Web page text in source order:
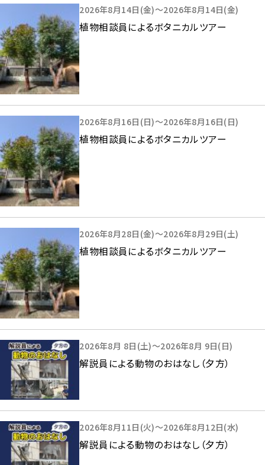
2026年8月14日(金)～2026年8月14日(金)
植物相談員によるボタニカルツアー
2026年8月16日(日)～2026年8月16日(日)
植物相談員によるボタニカルツアー
2026年8月28日(金)～2026年8月29日(土)
植物相談員によるボタニカルツアー
2026年8月 8日(土)～2026年8月 9日(日)
解説員による動物のおはなし（夕方）
2026年8月11日(火)～2026年8月12日(水)
解説員による動物のおはなし（夕方）